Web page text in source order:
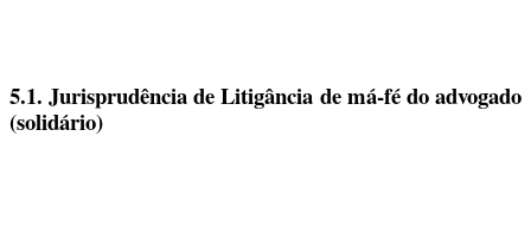
5.1. Jurisprudência de Litigância de má-fé do advogado
(solidário)